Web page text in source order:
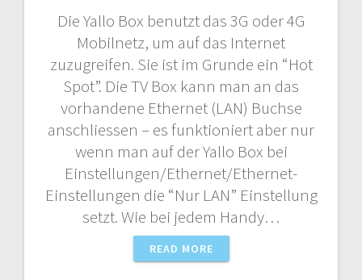
Die Yallo Box benutzt das 3G oder 4G
Mobilnetz, um auf das Internet
zuzugreifen. Sie ist im Grunde ein “Hot
Spot”. Die TV Box kann man an das
vorhandene Ethernet (LAN) Buchse
anschliessen – es funktioniert aber nur
wenn man auf der Yallo Box bei
Einstellungen/Ethernet/Ethernet-
Einstellungen die “Nur LAN” Einstellung
setzt. Wie bei jedem Handy…
READ MORE